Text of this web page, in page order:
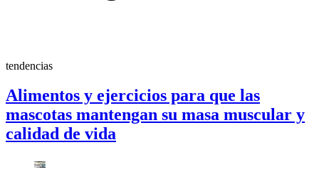
tendencias
Alimentos y ejercicios para que las
mascotas mantengan su masa muscular y
calidad de vida